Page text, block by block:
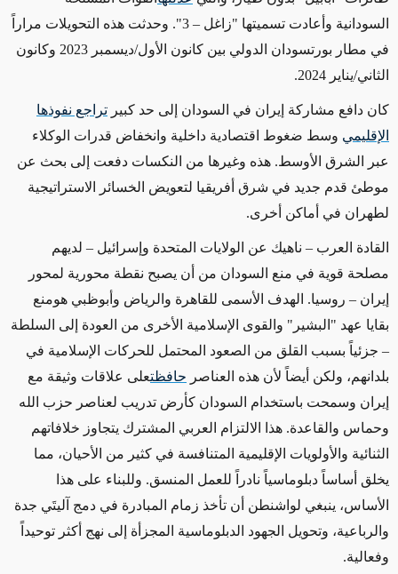
السودانية وأعادت تسميتها "زاغل – 3". وحدثت هذه التحويلات مراراً
في مطار بورتسودان الدولي بين كانون الأول/ديسمبر 2023 وكانون
الثاني/يناير 2024
.
كان دافع مشاركة إيران في السودان إلى حد كبير تراجع نفوذها
الإقليمي وسط ضغوط اقتصادية داخلية وانخفاض قدرات الوكلاء
عبر الشرق الأوسط. هذه وغيرها من النكسات دفعت إلى بحث عن
موطئ قدم جديد في شرق أفريقيا لتعويض الخسائر الاستراتيجية
لطهران في أماكن أخرى.
القادة العرب – ناهيك عن الولايات المتحدة وإسرائيل – لديهم
مصلحة قوية في منع السودان من أن يصبح نقطة محورية لمحور
إيران – روسيا. الهدف الأسمى للقاهرة والرياض وأبوظبي هومنع
بقايا عهد "البشير" والقوى الإسلامية الأخرى من العودة إلى السلطة
– جزئياً بسبب القلق من الصعود المحتمل للحركات الإسلامية في
بلدانهم، ولكن أيضاً لأن هذه العناصر حافظتعلى علاقات وثيقة مع
إيران وسمحت باستخدام السودان كأرض تدريب لعناصر حزب الله
وحماس والقاعدة. هذا الالتزام العربي المشترك يتجاوز خلافاتهم
الثنائية والأولويات الإقليمية المتنافسة في كثير من الأحيان، مما
يخلق أساساً دبلوماسياً نادراً للعمل المنسق. وللبناء على هذا
الأساس، ينبغي لواشنطن أن تأخذ زمام المبادرة في دمج آليتَي جدة
والرباعية، وتحويل الجهود الدبلوماسية المجزأة إلى نهج أكثر توحيداً
وفعالية.